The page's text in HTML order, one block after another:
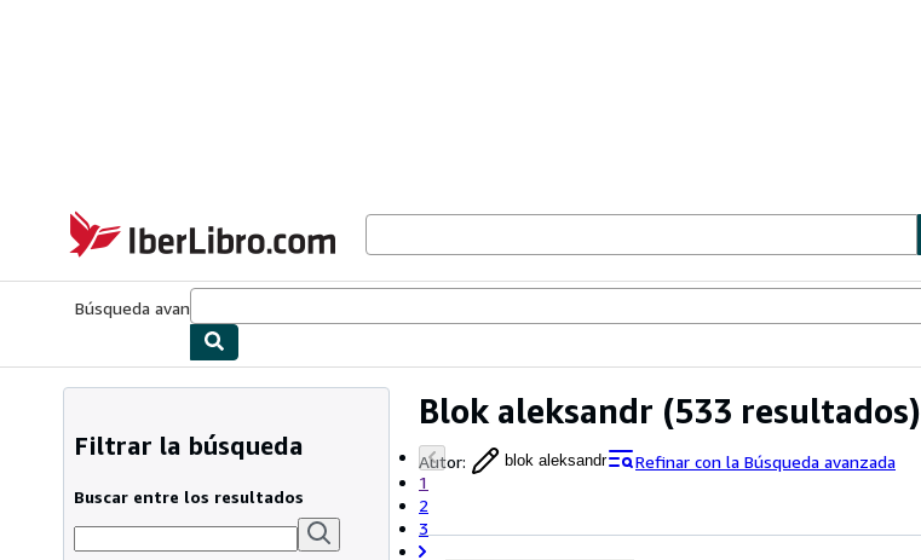
IberLibro.com
Búsqueda avanzada
Blok aleksandr (533 resultados)
Autor: blok aleksandr
Refinar con la Búsqueda avanzada
1
2
3
Filtrar la búsqueda
Buscar entre los resultados